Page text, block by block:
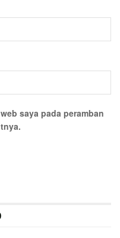
saya pada peramban